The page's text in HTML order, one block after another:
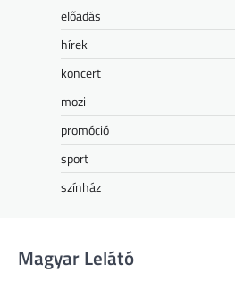
előadás
hírek
koncert
mozi
promóció
sport
színház
Magyar Lelátó